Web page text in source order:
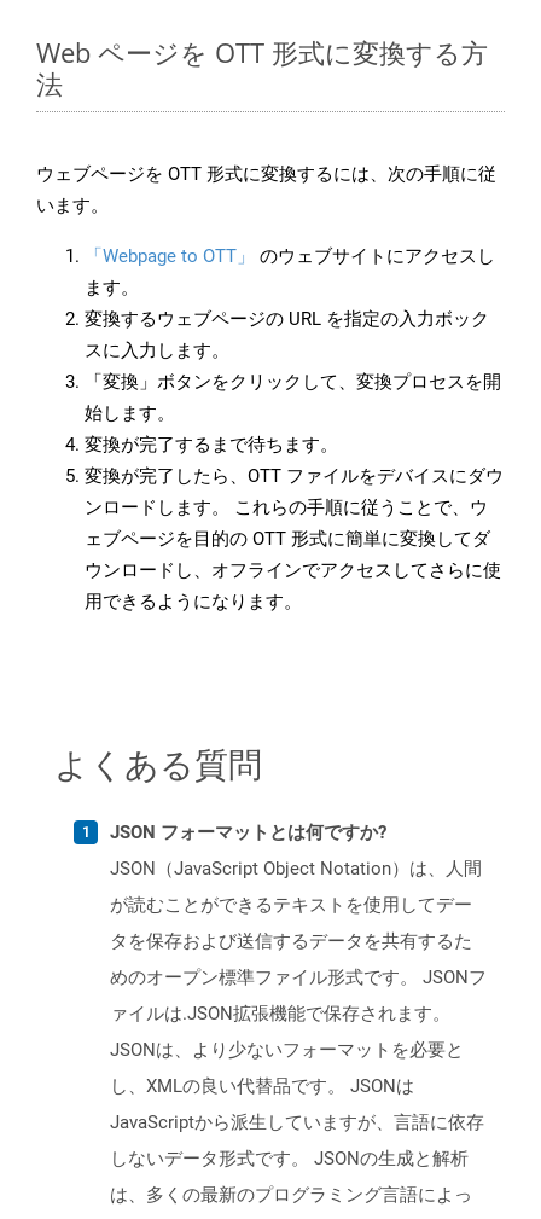
Web ページを OTT 形式に変換する方
法
ウェブページを OTT 形式に変換するには、次の手順に従
います。
「Webpage to OTT」
のウェブサイトにアクセスし
ます。
変換するウェブページの URL を指定の入力ボック
スに入力します。
「変換」ボタンをクリックして、変換プロセスを開
始します。
変換が完了するまで待ちます。
変換が完了したら、OTT ファイルをデバイスにダウ
ンロードします。 これらの手順に従うことで、ウ
ェブページを目的の OTT 形式に簡単に変換してダ
ウンロードし、オフラインでアクセスしてさらに使
用できるようになります。
よくある質問
JSON フォーマットとは何ですか?
JSON（JavaScript Object Notation）は、人間
が読むことができるテキストを使用してデー
タを保存および送信するデータを共有するた
めのオープン標準ファイル形式です。 JSONフ
ァイルは.JSON拡張機能で保存されます。
JSONは、より少ないフォーマットを必要と
し、XMLの良い代替品です。 JSONは
JavaScriptから派生していますが、言語に依存
しないデータ形式です。 JSONの生成と解析
は、多くの最新のプログラミング言語によっ